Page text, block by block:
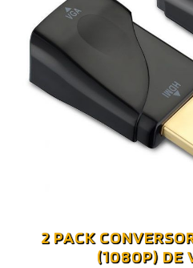
2 PACK
(1080P) DE